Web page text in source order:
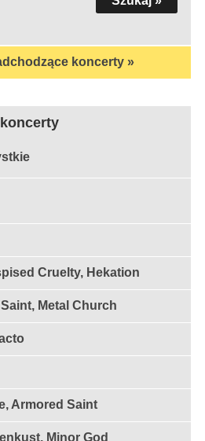
koncerty »
Cruelty, Hekation
Metal Church
Armored Saint
Minor God